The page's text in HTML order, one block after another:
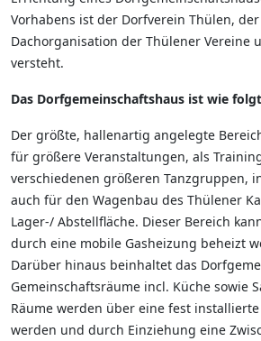
Vorhabens ist der Dorfverein Thülen,
Dachorganisation der Thülener Vereine
versteht.
Das Dorfgemeinschaftshaus ist wie
Der größte, hallenartig angelegte
für größere Veranstaltungen, als
verschiedenen größeren Tanzgruppen,
auch für den Wagenbau des Thülener
Lager-/ Abstellfläche. Dieser Bereich
durch eine mobile Gasheizung beheizt
Darüber hinaus beinhaltet das
Gemeinschaftsräume incl. Küche sowie
Räume werden über eine fest
werden und durch Einziehung eine